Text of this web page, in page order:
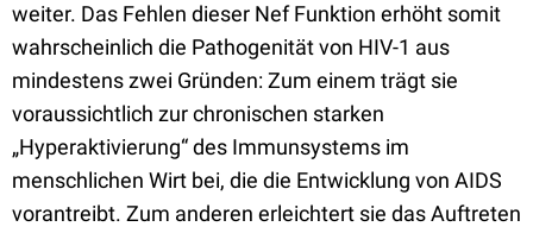
weiter. Das Fehlen dieser Nef Funktion erhöht somit
wahrscheinlich die Pathogenität von HIV-1 aus
mindestens zwei Gründen: Zum einem trägt sie
voraussichtlich zur chronischen starken
„Hyperaktivierung“ des Immunsystems im
menschlichen Wirt bei, die die Entwicklung von AIDS
vorantreibt. Zum anderen erleichtert sie das Auftreten